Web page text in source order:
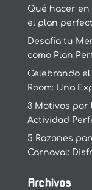
Qué hacer en
el plan
Desafía tu
como Plan
Celebrando
Room: Una
3 Motivos por
Actividad
5 Razones
Carnaval:
Archivos